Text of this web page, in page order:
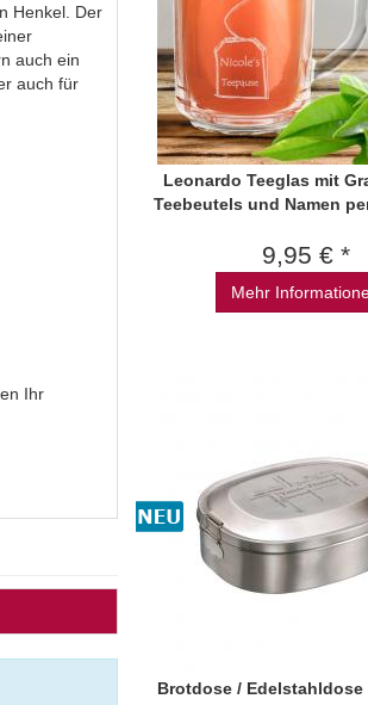
Henkel. Der
auch ein
auch für
Ihr
Leonardo Teeglas mit
Teebeutels und Namen
9,95 € *
Mehr
Brotdose / Edelstahldose